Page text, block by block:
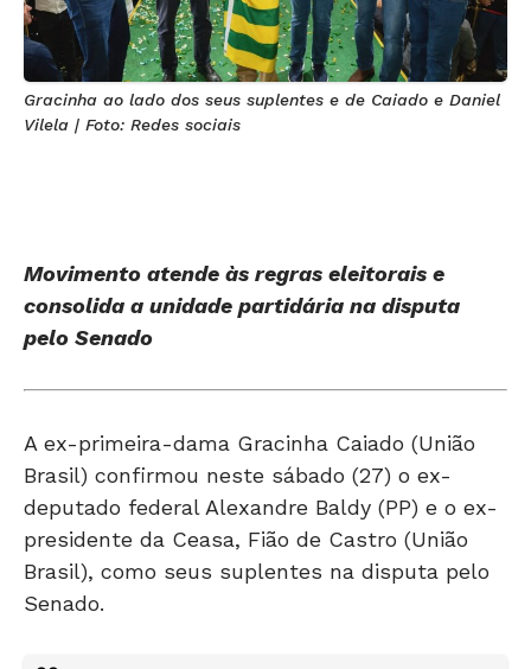
Gracinha ao lado dos seus suplentes e de Caiado e Daniel
Vilela | Foto: Redes sociais
consolida a unidade partidária na disputa
pelo Senado
Brasil) confirmou neste sábado (27) o ex-
deputado federal Alexandre Baldy (PP) e o ex-
presidente da Ceasa, Fião de Castro (União
Brasil), como seus suplentes na disputa pelo
Senado.